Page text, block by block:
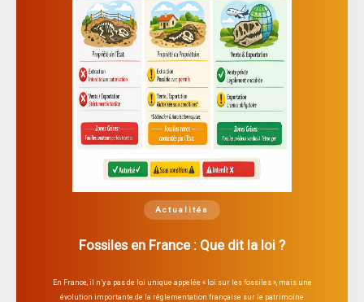
Actualités
Fossiles en France : Que dit la loi ?
En France, il n’y a pas de loi unique appelée « loi sur les fossiles », mais une
évolution importante de la réglementation française sur le patrimoine